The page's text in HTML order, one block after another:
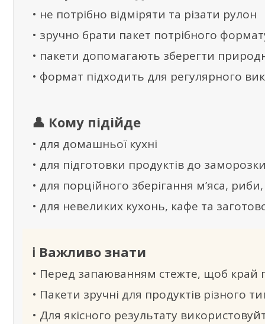
• не потрібно відміряти та різати рулон
• зручно брати пакет потрібного
• пакети допомагають зберегти
• формат підходить для регулярного
👤 Кому підійде
• для домашньої кухні
• для підготовки продуктів до
• для порційного зберігання м’яса, риби,
• для невеликих кухонь, кафе та
ℹ️ Важливо знати
• Перед запаюванням стежте, щоб край
• Пакети зручні для продуктів різного
• Для якісного результату